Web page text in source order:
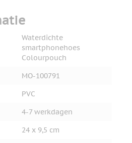
Waterdichte
smartphonehoes
Colourpouch
MO-100791
PVC
4-7 werkdagen
24 x 9,5 cm